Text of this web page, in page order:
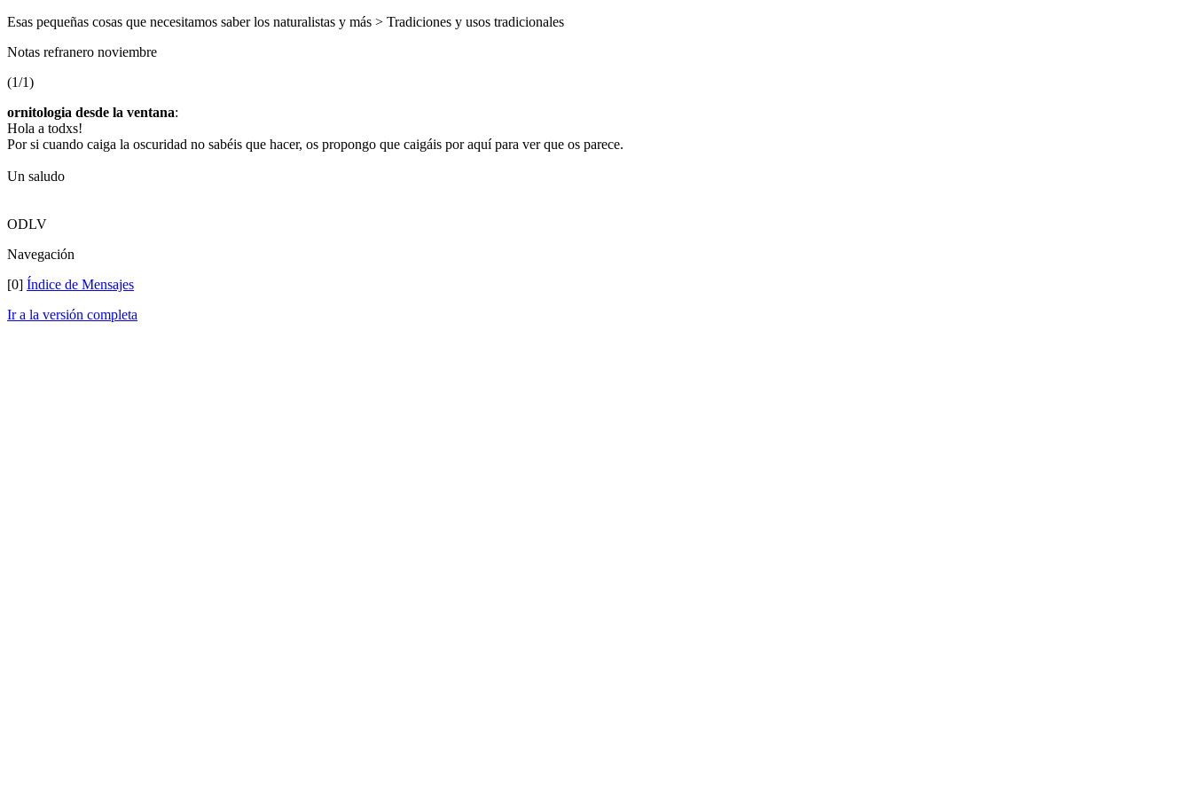
Esas pequeñas cosas que necesitamos saber los naturalistas y más > Tradiciones y usos tradicionales
Notas refranero noviembre
(1/1)
ornitologia desde la ventana:
Hola a todxs!
Por si cuando caiga la oscuridad no sabéis que hacer, os propongo que caigáis por aquí para ver que os parece.
Un saludo
ODLV
Navegación
[0] Índice de Mensajes
Ir a la versión completa